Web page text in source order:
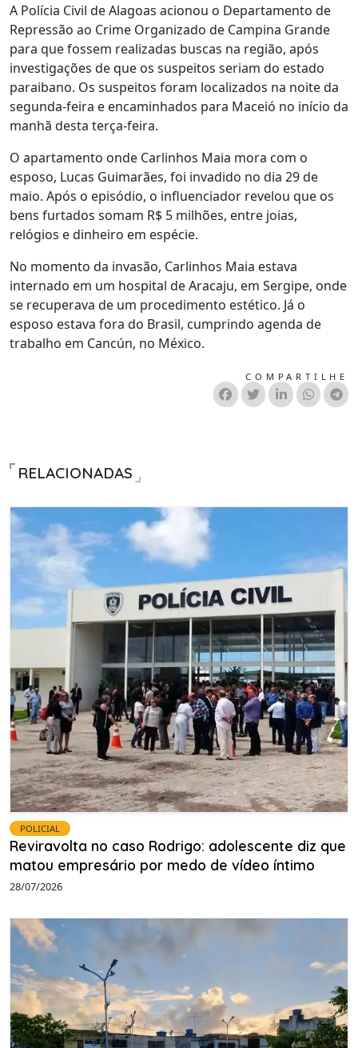
A Polícia Civil de Alagoas acionou o Departamento de
Repressão ao Crime Organizado de Campina Grande
para que fossem realizadas buscas na região, após
investigações de que os suspeitos seriam do estado
paraibano. Os suspeitos foram localizados na noite da
segunda-feira e encaminhados para Maceió no início da
manhã desta terça-feira.
O apartamento onde Carlinhos Maia mora com o
esposo, Lucas Guimarães, foi invadido no dia 29 de
maio. Após o episódio, o influenciador revelou que os
bens furtados somam R$ 5 milhões, entre joias,
relógios e dinheiro em espécie.
No momento da invasão, Carlinhos Maia estava
internado em um hospital de Aracaju, em Sergipe, onde
se recuperava de um procedimento estético. Já o
esposo estava fora do Brasil, cumprindo agenda de
trabalho em Cancún, no México.
COMPARTILHE
RELACIONADAS
POLICIAL
Reviravolta no caso Rodrigo: adolescente diz que
matou empresário por medo de vídeo íntimo
28/07/2026